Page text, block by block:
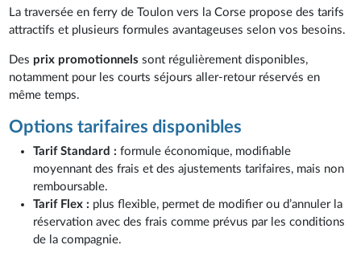
La traversée en ferry de Toulon vers la Corse propose des tarifs
attractifs et plusieurs formules avantageuses selon vos besoins.
Des prix promotionnels sont régulièrement disponibles,
notamment pour les courts séjours aller-retour réservés en
même temps.
Options tarifaires disponibles
Tarif Standard : formule économique, modifiable
moyennant des frais et des ajustements tarifaires, mais non
remboursable.
Tarif Flex : plus flexible, permet de modifier ou d’annuler la
réservation avec des frais comme prévus par les conditions
de la compagnie.